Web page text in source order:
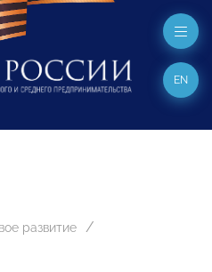
EN
развитие